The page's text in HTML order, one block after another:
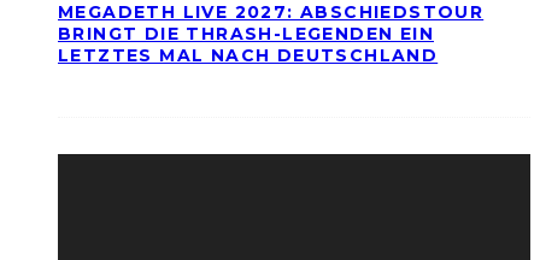
MEGADETH LIVE 2027: ABSCHIEDSTOUR
BRINGT DIE THRASH-LEGENDEN EIN
LETZTES MAL NACH DEUTSCHLAND